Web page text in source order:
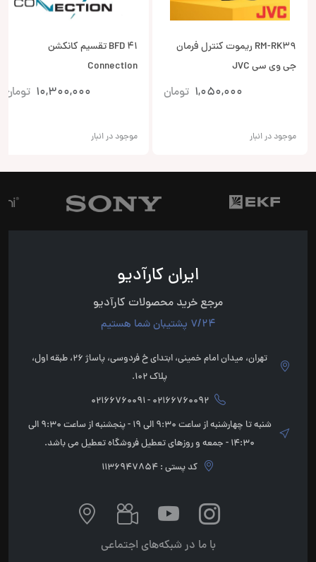
RM-RK39 ریموت کنترل فرمان
جی وی سی JVC
1,050,000 تومان
موجود در انبار
BFD 41 تقسیم کانکشن
Connection
10,300,000 تومان
موجود در انبار
ایران کارآدیو
مرجع خرید محصولات کارآدیو
7/24 پشتیبان شما هستیم
تهران، میدان امام خمینی، ابتدای خ فردوسی، پاساژ 26، طبقه اول،
پلاک 102.
02166760092 - 02166760091
شنبه تا چهارشنبه از ساعت 9:30 الی 19 - پنجشنبه از ساعت 9:30 الی
14:30 - جمعه و روزهای تعطیل فروشگاه تعطیل می باشد.
کد پستی : 1136947854
با ما در شبکه‌های اجتماعی